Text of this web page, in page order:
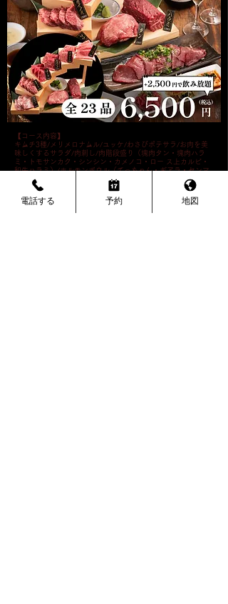
【コース内容】
キムチ3種/メリメロナムル/ユッケ/わさびポテサラ/お肉を美
味しくするサラダ /肉刺し/肉階段盛り（塊肉タン・塊肉ハラ
ミ・トモサンカク・シンシン・カメノコ・ロー ス上カルビ・
和牛ハラミ）/ホルモンボウル（てっちゃん・ギアラ・センマ
イ・レバー・ハート）/ライス/デザート
要予約(当日18時まで)/2名様より/+飲み放題2500円
予約
電話する 予約 地図